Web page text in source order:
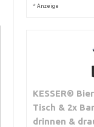
* Anzeige
KESSER®
Tisch & 2x
drinnen &